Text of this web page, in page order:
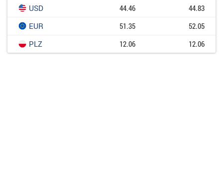
USD 44.46
44.83
EUR
51.35
52.05
PLZ
12.06 12.06